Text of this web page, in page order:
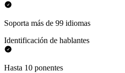
Soporta más de 99 idiomas
Identificación de hablantes
Hasta 10 ponentes